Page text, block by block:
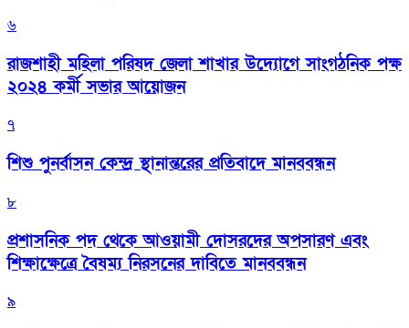
৬
রাজশাহী মহিলা পরিষদ জেলা শাখার উদ্যোগে সাংগঠনিক পক্ষ
২০২৪ কর্মী সভার আয়োজন
৭
শিশু পুনর্বাসন কেন্দ্র স্থানান্তরের প্রতিবাদে মানববন্ধন
৮
প্রশাসনিক পদ থেকে আওয়ামী দোসরদের অপসারণ এবং
শিক্ষাক্ষেত্রে বৈষম্য নিরসনের দাবিতে মানববন্ধন
৯